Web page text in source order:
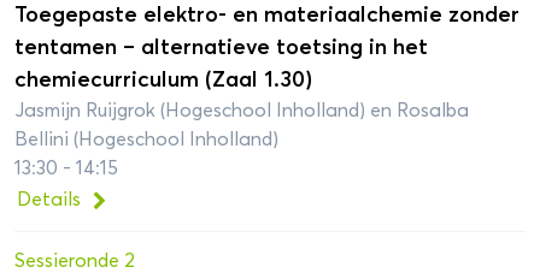
Toegepaste elektro- en materiaalchemie zonder
tentamen – alternatieve toetsing in het
chemiecurriculum (Zaal 1.30)
Jasmijn Ruijgrok (Hogeschool Inholland) en Rosalba
Bellini (Hogeschool Inholland)
13:30 - 14:15
Details
Sessieronde 2